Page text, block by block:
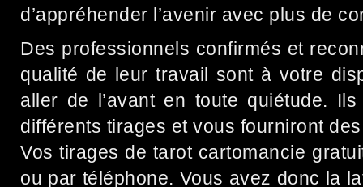
d’appréhender l’avenir avec plus de
Des professionnels confirmés et
qualité de leur travail sont à votre
aller de l’avant en toute quiétude.
différents tirages et vous fourniront
Vos tirages de tarot cartomancie
ou par téléphone. Vous avez donc la